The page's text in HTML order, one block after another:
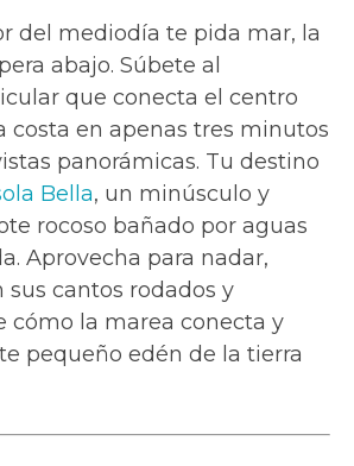
del mediodía te pida mar, la
abajo. Súbete al
que conecta el centro
costa en apenas tres minutos
panorámicas. Tu destino
Bella, un minúsculo y
rocoso bañado por aguas
Aprovecha para nadar,
sus cantos rodados y
cómo la marea conecta y
pequeño edén de la tierra